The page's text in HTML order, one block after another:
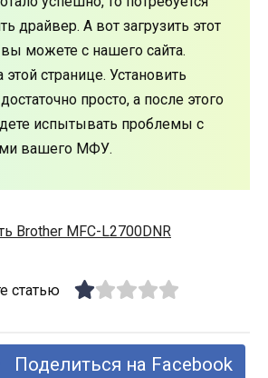
драйвер. А вот загрузить этот
можете с нашего сайта.
странице. Установить
просто, а после этого
испытывать проблемы с
вашего МФУ.
Brother MFC-L2700DNR
статью
Поделиться на Facebook